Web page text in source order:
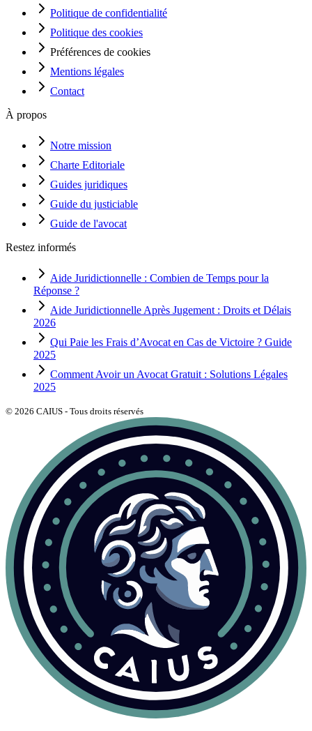
Politique de confidentialité
Politique des cookies
Préférences de cookies
Mentions légales
Contact
À propos
Notre mission
Charte Editoriale
Guides juridiques
Guide du justiciable
Guide de l'avocat
Restez informés
Aide Juridictionnelle : Combien de Temps pour la
Réponse ?
Aide Juridictionnelle Après Jugement : Droits et Délais
2026
Qui Paie les Frais d’Avocat en Cas de Victoire ? Guide
2025
Comment Avoir un Avocat Gratuit : Solutions Légales
2025
© 2026 CAIUS - Tous droits réservés